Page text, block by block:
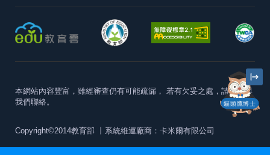
貓頭鷹博士
本網站內容豐富，雖經審查仍有可能疏漏， 若有欠妥之處，請隨時與
我們聯絡。
Copyright©2014教育部 丨系統維運廠商：卡米爾有限公司